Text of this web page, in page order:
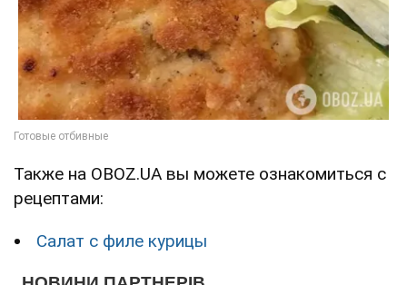
Также на OBOZ.UA вы можете ознакомиться с
рецептами:
Салат с филе курицы